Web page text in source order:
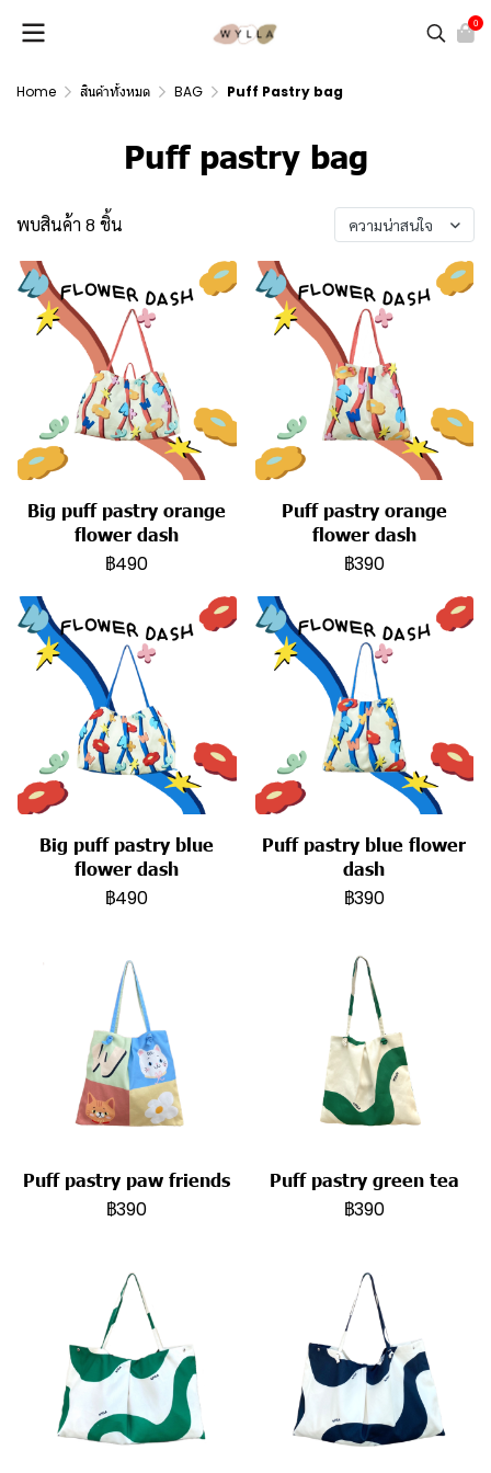
0
Home สินค้าทั้งหมด BAG Puff Pastry bag
Puff pastry bag
พบสินค้า 8 ชิ้น ความน่าสนใจ
Big puff pastry orange
flower dash
฿490
Puff pastry orange
flower dash
฿390
Big puff pastry blue
flower dash
฿490
Puff pastry blue flower
dash
฿390
Puff pastry paw friends
฿390
Puff pastry green tea
฿390